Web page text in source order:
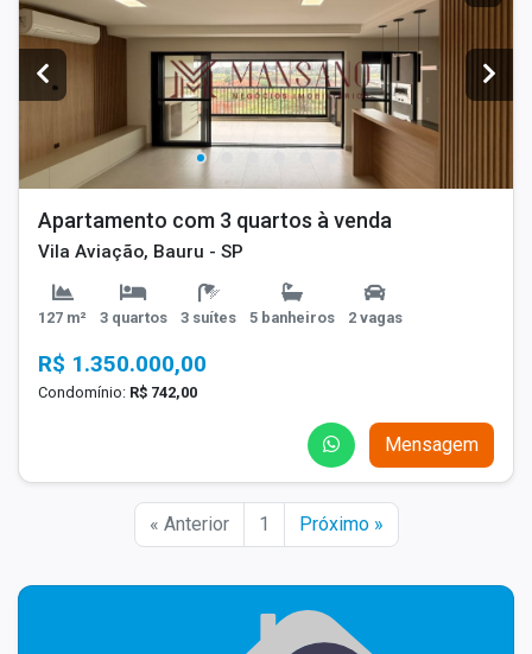
Apartamento com 3 quartos à venda
Vila Aviação, Bauru - SP
127 m² 3 quartos 3 suítes 5 banheiros 2 vagas
R$ 1.350.000,00
Condomínio: R$ 742,00
Mensagem
« Anterior 1 Próximo »